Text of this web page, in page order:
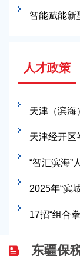
功举行
智能赋能新
人才政策
天津（滨海
地正式获批
区联动创新
天津经开区
助力人才创
“智汇滨海”
荟”活动举行
2025年“滨
17招“组合
东疆保